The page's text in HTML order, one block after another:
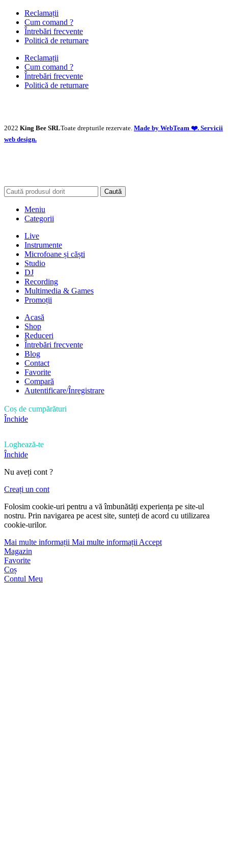
Reclamații
Cum comand ?
Întrebări frecvente
Politică de returnare
Reclamații
Cum comand ?
Întrebări frecvente
Politică de returnare
2022 King Bee SRLToate drepturile rezervate. Made by WebTeam ❤️. Servicii
web design.
Caută
Meniu
Categorii
Live
Instrumente
Microfoane și căști
Studio
DJ
Recording
Multimedia & Games
Promoții
Acasă
Shop
Reduceri
Întrebări frecvente
Blog
Contact
Favorite
Compară
Autentificare/Înregistrare
Coș de cumpărături
Închide
Loghează-te
Închide
Nu aveți cont ?
Creați un cont
Folosim cookie-uri pentru a vă îmbunătăți experiența pe site-ul
nostru. Prin navigarea pe acest site, sunteți de acord cu utilizarea
cookie-urilor.
Mai multe informații Mai multe informațiiAccept
Magazin
Favorite
Coș
Contul Meu